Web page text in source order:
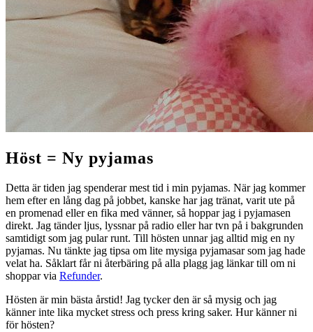
Höst = Ny pyjamas
Detta är tiden jag spenderar mest tid i min pyjamas. När jag kommer
hem efter en lång dag på jobbet, kanske har jag tränat, varit ute på
en promenad eller en fika med vänner, så hoppar jag i pyjamasen
direkt. Jag tänder ljus, lyssnar på radio eller har tvn på i bakgrunden
samtidigt som jag pular runt. Till hösten unnar jag alltid mig en ny
pyjamas. Nu tänkte jag tipsa om lite mysiga pyjamasar som jag hade
velat ha. Såklart får ni återbäring på alla plagg jag länkar till om ni
shoppar via Refunder.
Hösten är min bästa årstid! Jag tycker den är så mysig och jag
känner inte lika mycket stress och press kring saker. Hur känner ni
för hösten?